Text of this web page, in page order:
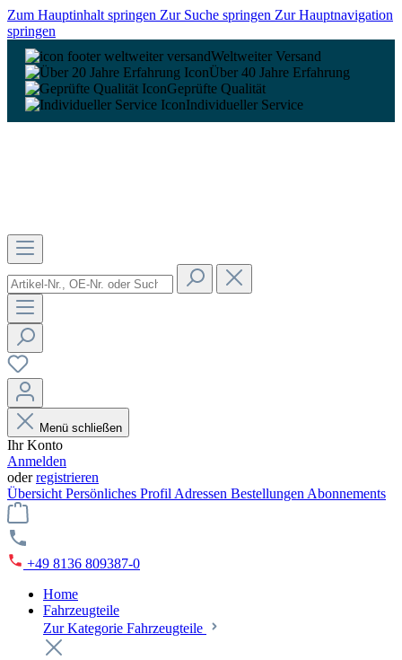
Zum Hauptinhalt springen Zur Suche springen Zur Hauptnavigation
springen
Weltweiter Versand
Über 40 Jahre Erfahrung
Geprüfte Qualität
Individueller Service
Menü schließen
Ihr Konto
Anmelden
oderregistrieren
Übersicht Persönliches Profil Adressen Bestellungen Abonnements
+49 8136 809387-0
Home
Fahrzeugteile
Zur Kategorie Fahrzeugteile